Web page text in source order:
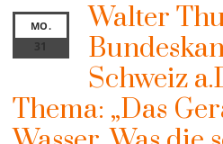
MO.
31
Walter
Schweiz
Thema: „Das